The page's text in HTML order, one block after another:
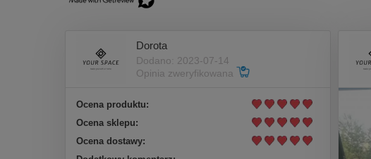
Dorota
Dodano: 2023-07-14
Opinia zweryfikowana
Ocena produktu:
Ocena sklepu:
Ocena dostawy: